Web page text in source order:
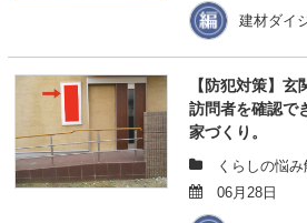
建材ダイ
【防犯対策】玄
訪問者を確認で
家づくり。
くらしの悩
06月28日